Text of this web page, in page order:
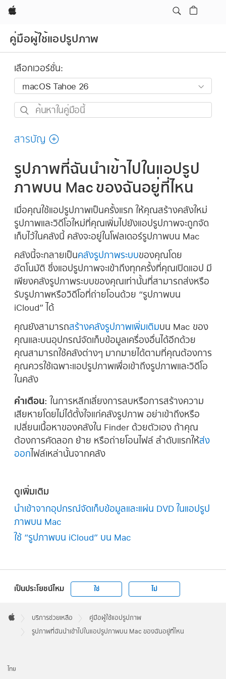
Apple
คู่มือผู้ใช้แอปรูปภาพ
เลือกเวอร์ชั่น:
ค้นหา
คู่มือ
สารบัญ
รูปภาพที่ฉันนำเข้าไปในแอปรูป
ภาพบน Mac ของฉันอยู่ที่ไหน
เมื่อคุณใช้แอปรูปภาพเป็นครั้งแรก ให้คุณสร้างคลังใหม่
รูปภาพและวิดีโอใหม่ที่คุณเพิ่มไปยังแอปรูปภาพจะถูกจัด
เก็บไว้ในคลังนี้ คลังจะอยู่ในโฟลเดอร์รูปภาพบน Mac
คลังนี้จะกลายเป็นคลังรูปภาพระบบของคุณโดย
อัตโนมัติ ซึ่งแอปรูปภาพจะเข้าถึงทุกครั้งที่คุณเปิดแอป มี
เพียงคลังรูปภาพระบบของคุณเท่านั้นที่สามารถส่งหรือ
รับรูปภาพหรือวิดีโอที่ถ่ายโอนด้วย “รูปภาพบน
iCloud” ได้
คุณยังสามารถสร้างคลังรูปภาพเพิ่มเติมบน Mac ของ
คุณและบนอุปกรณ์จัดเก็บข้อมูลเครื่องอื่นได้อีกด้วย
คุณสามารถใช้คลังต่างๆ มากมายได้ตามที่คุณต้องการ
คุณควรใช้เฉพาะแอปรูปภาพเพื่อเข้าถึงรูปภาพและวิดีโอ
ในคลัง
คำเตือน: ในการหลีกเลี่ยงการลบหรือการสร้างความ
เสียหายโดยไม่ได้ตั้งใจแก่คลังรูปภาพ อย่าเข้าถึงหรือ
เปลี่ยนเนื้อหาของคลังใน Finder ด้วยตัวเอง ถ้าคุณ
ต้องการคัดลอก ย้าย หรือถ่ายโอนไฟล์ ลำดับแรกให้ส่ง
ออก ไฟล์เหล่านั้นจากคลัง
ดูเพิ่มเติม
นำเข้าจากอุปกรณ์จัดเก็บข้อมูลและแผ่น DVD ในแอปรูป
ภาพบน Mac
ใช้ “รูปภาพบน iCloud” บน Mac
เป็นประโยชน์ไหม ใช่ ไม่
Footer

บริการช่วยเหลือ คู่มือผู้ใช้แอปรูปภาพ
รูปภาพที่ฉันนำเข้าไปในแอปรูปภาพบน Mac ของฉันอยู่ที่ไหน
ไทย